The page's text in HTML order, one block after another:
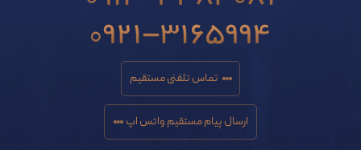
0921-3165994
تماس تلفنی مستقیم
ارسال پیام مستقیم واتس اپ